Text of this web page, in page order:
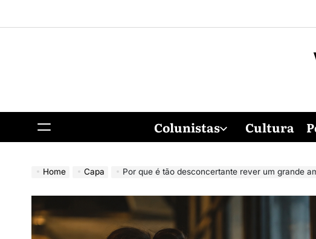
Colunistas Cultura
Home Capa Por que é tão desconcertante rever um grande